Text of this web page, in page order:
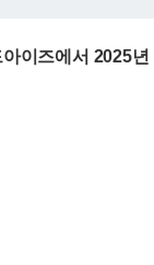
이즈에서 2025